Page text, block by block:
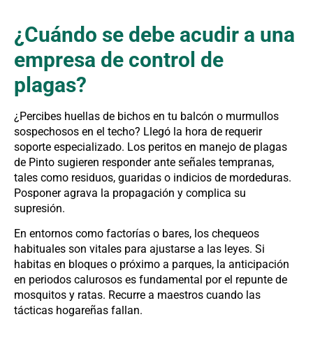
¿Cuándo se debe acudir a una
empresa de control de
plagas?
¿Percibes huellas de bichos en tu balcón o murmullos
sospechosos en el techo? Llegó la hora de requerir
soporte especializado. Los peritos en manejo de plagas
de Pinto sugieren responder ante señales tempranas,
tales como residuos, guaridas o indicios de mordeduras.
Posponer agrava la propagación y complica su
supresión.
En entornos como factorías o bares, los chequeos
habituales son vitales para ajustarse a las leyes. Si
habitas en bloques o próximo a parques, la anticipación
en periodos calurosos es fundamental por el repunte de
mosquitos y ratas. Recurre a maestros cuando las
tácticas hogareñas fallan.